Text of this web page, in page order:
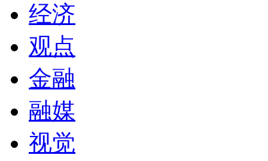
经济
观点
金融
融媒
视觉